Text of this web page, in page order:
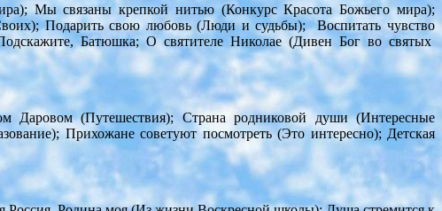
Мы связаны крепкой нитью (Конкурс Красота Божьего мира);
Подарить свою любовь (Люди и судьбы); Воспитать чувство
Батюшка; О святителе Николае (Дивен Бог во святых
Даровом (Путешествия); Страна родниковой души (Интересные
Прихожане советуют посмотреть (Это интересно); Детская